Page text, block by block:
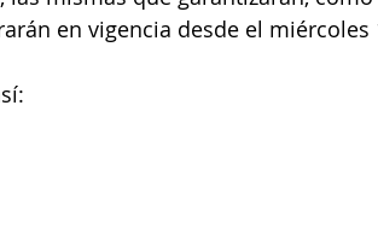
en vigencia desde el miércoles